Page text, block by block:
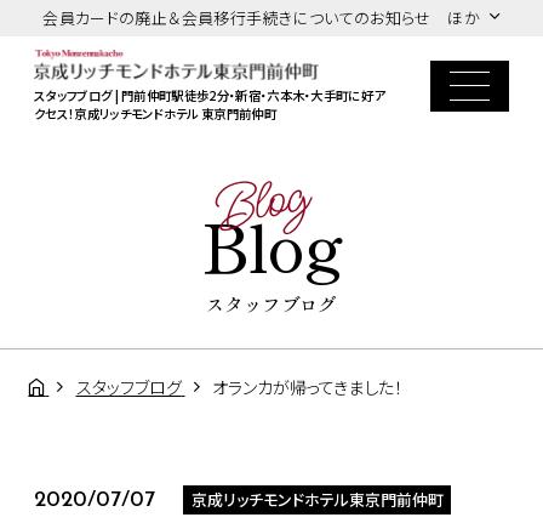
会員カードの廃止＆会員移行手続きについてのお知らせ ほか
スタッフブログ | 門前仲町駅徒歩2分・新宿・六本木・大手町に好ア
クセス！京成リッチモンドホテル 東京門前仲町
Blog
Blog
スタッフブログ
スタッフブログ オランカが帰ってきました！
2020/07/07 京成リッチモンドホテル東京門前仲町